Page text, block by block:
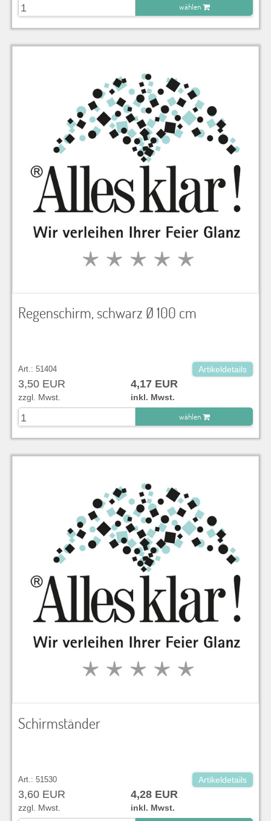
wählen
zu Warenkorb hinzugefügt.
Regenschirm, schwarz Ø 100 cm
Art.: 51404 Artikeldetails
3,50 EUR 4,17 EUR
zzgl. Mwst.
inkl. Mwst.
wählen
zu Warenkorb hinzugefügt.
Schirmständer
Art.: 51530 Artikeldetails
3,60 EUR 4,28 EUR
zzgl. Mwst. inkl. Mwst.